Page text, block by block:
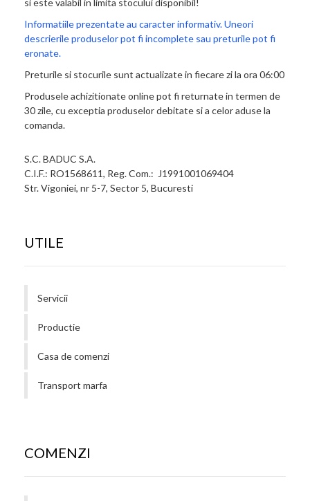
Informatiile prezentate au caracter informativ. Uneori
descrierile produselor pot fi incomplete sau preturile pot fi
eronate.
Preturile si stocurile sunt actualizate in fiecare zi la ora 06:00
Produsele achizitionate online pot fi returnate in termen de
30 zile, cu exceptia produselor debitate si a celor aduse la
comanda.
S.C. BADUC S.A.
C.I.F.: RO1568611, Reg. Com.: J1991001069404
Str. Vigoniei, nr 5-7, Sector 5, Bucuresti
UTILE
Servicii
Productie
Casa de comenzi
Transport marfa
COMENZI